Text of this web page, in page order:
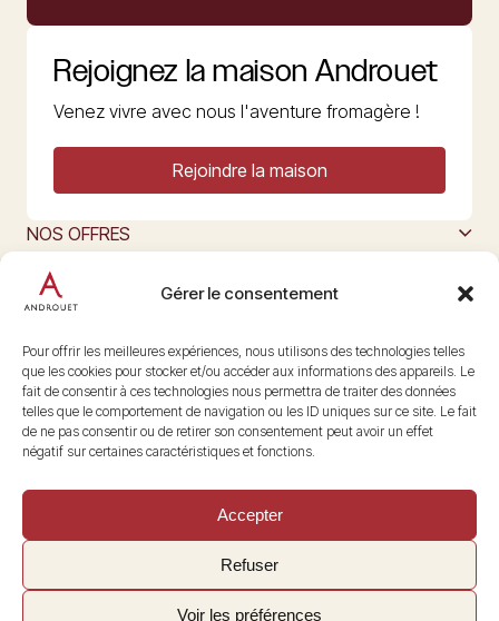
Gérer le consentement
Pour offrir les meilleures expériences, nous utilisons des technologies telles
que les cookies pour stocker et/ou accéder aux informations des appareils. Le
fait de consentir à ces technologies nous permettra de traiter des données
telles que le comportement de navigation ou les ID uniques sur ce site. Le fait
de ne pas consentir ou de retirer son consentement peut avoir un effet
négatif sur certaines caractéristiques et fonctions.
Accepter
Refuser
Voir les préférences
Rejoignez la maison Androuet
Venez vivre avec nous l'aventure fromagère !
Rejoindre la maison
NOS OFFRES
L’ART DU FROMAGE
Nous suivre
@maisonandrouet
Copyright © 2026 Androuet
Site parMake the Grade